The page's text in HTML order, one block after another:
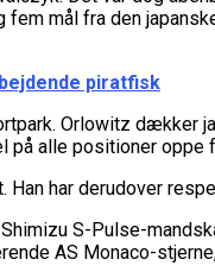
mål fra den
piratfisk
Orlowitz dækker
alle positioner oppe
har derudover
S-Pulse-
AS Monaco-